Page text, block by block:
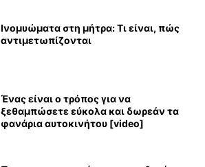
Ινομυώματα στη μήτρα: Τι είναι, πώς
αντιμετωπίζονται
Ένας είναι ο τρόπος για να
ξεθαμπώσετε εύκολα και δωρεάν τα
φανάρια αυτοκινήτου [video]